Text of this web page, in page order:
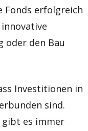
Fonds erfolgreich
oder den Bau
Investitionen in
sind.
es immer